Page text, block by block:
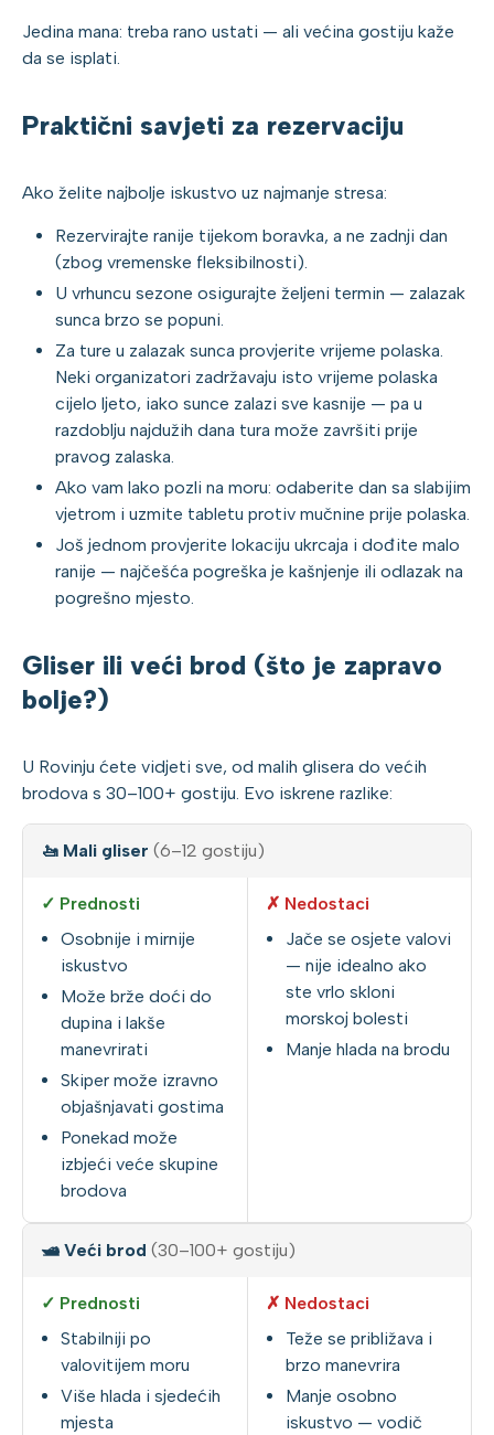
Jedina mana: treba rano ustati — ali većina gostiju kaže
da se isplati.
Praktični savjeti za rezervaciju
Ako želite najbolje iskustvo uz najmanje stresa:
Rezervirajte ranije tijekom boravka, a ne zadnji dan
(zbog vremenske fleksibilnosti).
U vrhuncu sezone osigurajte željeni termin — zalazak
sunca brzo se popuni.
Za ture u zalazak sunca provjerite vrijeme polaska.
Neki organizatori zadržavaju isto vrijeme polaska
cijelo ljeto, iako sunce zalazi sve kasnije — pa u
razdoblju najdužih dana tura može završiti prije
pravog zalaska.
Ako vam lako pozli na moru: odaberite dan sa slabijim
vjetrom i uzmite tabletu protiv mučnine prije polaska.
Još jednom provjerite lokaciju ukrcaja i dođite malo
ranije — najčešća pogreška je kašnjenje ili odlazak na
pogrešno mjesto.
Gliser ili veći brod (što je zapravo
bolje?)
U Rovinju ćete vidjeti sve, od malih glisera do većih
brodova s 30–100+ gostiju. Evo iskrene razlike:
🚤 Mali gliser (6–12 gostiju)
✓ Prednosti
Osobnije i mirnije
iskustvo
Može brže doći do
dupina i lakše
manevrirati
Skiper može izravno
objašnjavati gostima
Ponekad može
izbjeći veće skupine
brodova
✗ Nedostaci
Jače se osjete valovi
— nije idealno ako
ste vrlo skloni
morskoj bolesti
Manje hlada na brodu
🛥️ Veći brod (30–100+ gostiju)
✓ Prednosti
Stabilniji po
valovitijem moru
Više hlada i sjedećih
mjesta
✗ Nedostaci
Teže se približava i
brzo manevrira
Manje osobno
iskustvo — vodič